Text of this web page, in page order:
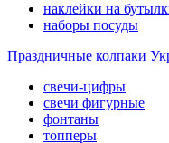
наклейки на
наборы посуды
Праздничные колпаки
свечи-цифры
свечи фигурные
фонтаны
топперы